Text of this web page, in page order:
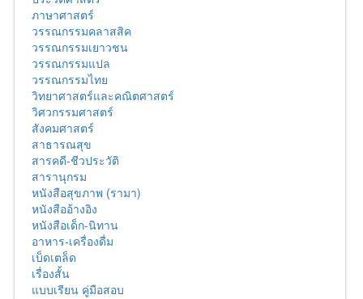
ภาษาศาสตร์
วรรณกรรมคลาสสิค
วรรณกรรมเยาวชน
วรรณกรรมแปล
วรรณกรรมไทย
วิทยาศาสตร์และคณิตศาสตร์
วิศวกรรมศาสตร์
สังคมศาสตร์
สาธารณสุข
สารคดี-ชีวประวัติ
สารานุกรม
หนังสือสุขภาพ (รามา)
หนังสืออ้างอิง
หนังสือเด็ก-นิทาน
อาหาร-เครื่องดื่ม
เบ็ดเตล็ด
เรื่องสั้น
แบบเรียน คู่มือสอบ